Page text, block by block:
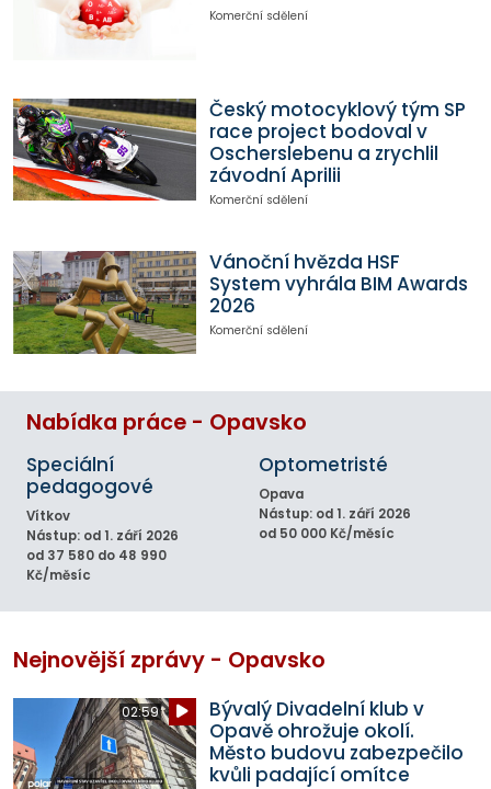
Komerční sdělení
Český motocyklový tým SP
race project bodoval v
Oscherslebenu a zrychlil
závodní Aprilii
Komerční sdělení
Vánoční hvězda HSF
System vyhrála BIM Awards
2026
Komerční sdělení
Nabídka práce - Opavsko
Speciální
pedagogové
Vítkov
Nástup: od 1. září 2026
od 37 580 do 48 990
Kč/měsíc
Optometristé
Opava
Nástup: od 1. září 2026
od 50 000 Kč/měsíc
Nejnovější zprávy - Opavsko
02:59
Bývalý Divadelní klub v
Opavě ohrožuje okolí.
Město budovu zabezpečilo
kvůli padající omítce